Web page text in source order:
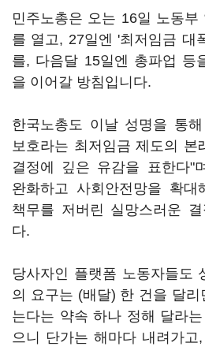
민주노총은 오는 16일 노동부
를 열고, 27일엔 '최저임금 대
를, 다음달 15일엔 총파업 등
을 이어갈 방침입니다.
한국노총도 이날 성명을 통
보호라는 최저임금 제도의 본
결정에 깊은 유감을 표한다"
완화하고 사회안전망을 확대
책무를 저버린 실망스러운 결
다.
당사자인 플랫폼 노동자들도
의 요구는 (배달) 한 건을 달
는다는 약속 하나 정해 달라
으니 단가는 해마다 내려가